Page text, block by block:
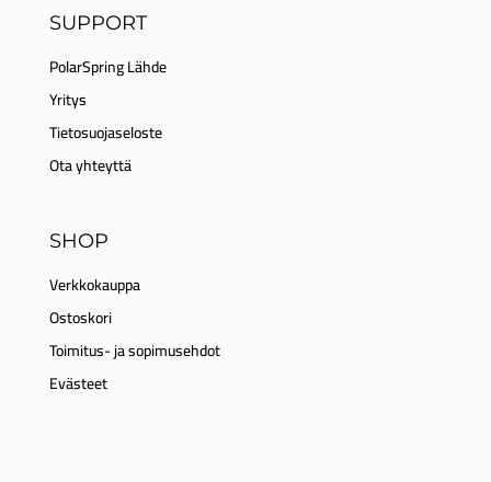
SUPPORT
PolarSpring Lähde
Yritys
Tietosuojaseloste
Ota yhteyttä
SHOP
Verkkokauppa
Ostoskori
Toimitus- ja sopimusehdot
Evästeet